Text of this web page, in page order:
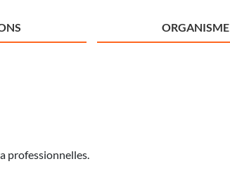
ORGANISME
professionnelles.